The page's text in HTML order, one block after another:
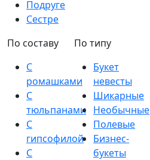
Подруге
Сестре
По составу
С
ромашками
С
тюльпанами
С
гипсофилой
С
По типу
Букет
невесты
Шикарные
Необычные
Полевые
Бизнес-
букеты